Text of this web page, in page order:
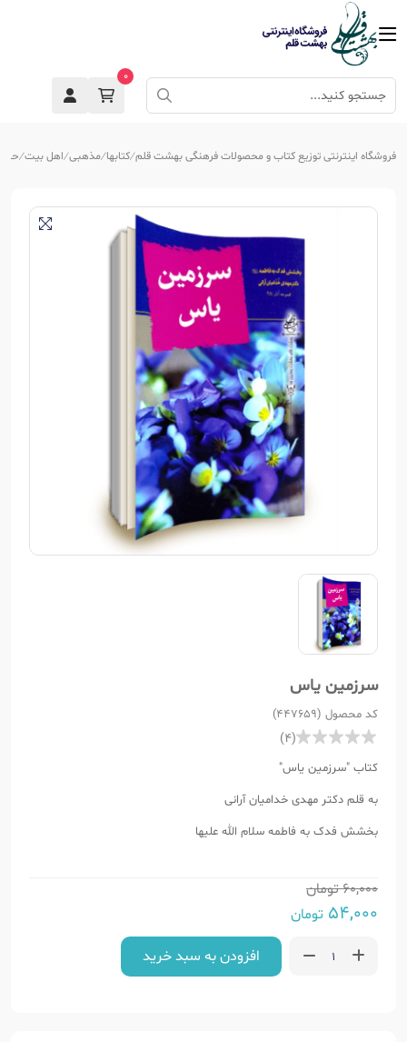
0
فروشگاه اینترنتی توزیع کتاب و محصولات فرهنگی بهشت قلم کتابها مذهبی اهل بیت
سرزمین یاس
کد محصول (447659)
(4)
کتاب "سرزمین یاس"
به قلم دکتر مهدی خدامیان آرانی
بخشش فدک به فاطمه سلام الله علیها
60,000تومان
54,000 تومان
افزودن به سبد خرید